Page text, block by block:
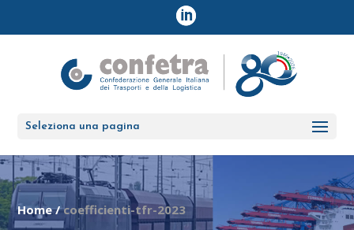
Seleziona una pagina
Home/coefficienti-tfr-2023